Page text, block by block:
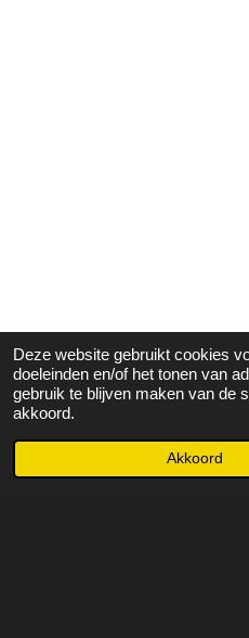
Deze website gebruikt cookies
doeleinden en/of het tonen van
gebruik te blijven maken van de
akkoord.
Akkoord